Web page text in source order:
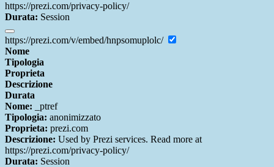
https://prezi.com/privacy-policy/
Durata: Session
https://prezi.com/v/embed/hnpsomuplolc/
Nome
Tipologia
Proprieta
Descrizione
Durata
Nome: _ptref
Tipologia: anonimizzato
Proprieta: prezi.com
Descrizione: Used by Prezi services. Read more at
https://prezi.com/privacy-policy/
Durata: Session